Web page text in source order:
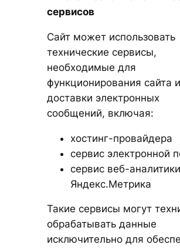
сервисов
Сайт может использовать
технические сервисы,
необходимые для
функционирования сайта и
доставки электронных
сообщений, включая:
хостинг-провайдера
сервис электронной
сервис веб-аналитики
Яндекс.Метрика
Такие сервисы могут
обрабатывать данные
исключительно для